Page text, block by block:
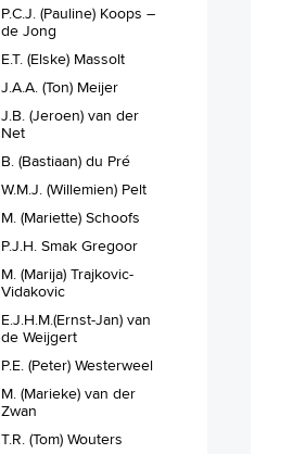
P.C.J. (Pauline) Koops –
de Jong
E.T. (Elske) Massolt
J.A.A. (Ton) Meijer
J.B. (Jeroen) van der
Net
B. (Bastiaan) du Pré
W.M.J. (Willemien) Pelt
M. (Mariette) Schoofs
P.J.H. Smak Gregoor
M. (Marija) Trajkovic-
Vidakovic
E.J.H.M.(Ernst-Jan) van
de Weijgert
P.E. (Peter) Westerweel
M. (Marieke) van der
Zwan
T.R. (Tom) Wouters